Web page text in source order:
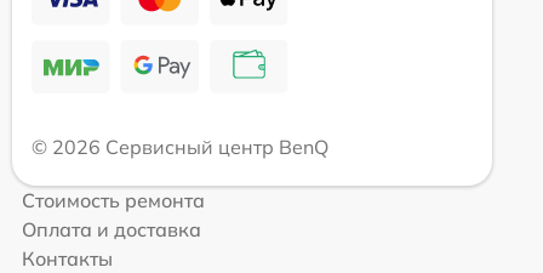
© 2026 Сервисный центр BenQ
Стоимость ремонта
Оплата и доставка
Контакты